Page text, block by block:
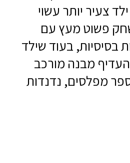
צעיר יותר עשוי
פשוט מעץ עם
בסיסיות, בעוד שילד
מבנה מורכב
מפלסים, נדנדות